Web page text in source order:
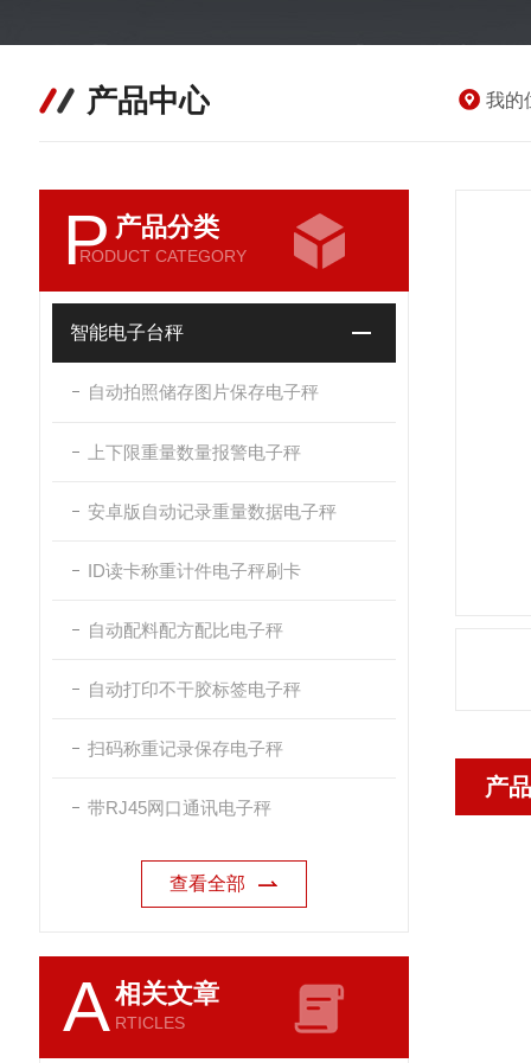
产品中心 我的
P 产品分类
RODUCT CATEGORY
智能电子台秤
自动拍照储存图片保存电子秤
上下限重量数量报警电子秤
安卓版自动记录重量数据电子秤
ID读卡称重计件电子秤刷卡
自动配料配方配比电子秤
自动打印不干胶标签电子秤
扫码称重记录保存电子秤
带RJ45网口通讯电子秤
查看全部
A相关文章
RTICLES
产